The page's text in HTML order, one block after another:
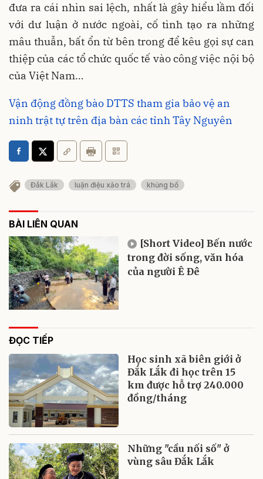
đưa ra cái nhìn sai lệch, nhất là gây hiểu lầm đối
với dư luận ở nước ngoài, cố tình tạo ra những
mâu thuẫn, bất ổn từ bên trong để kêu gọi sự can
thiệp của các tổ chức quốc tế vào công việc nội bộ
của Việt Nam…
Vận động đồng bào DTTS tham gia bảo vệ an
ninh trật tự trên địa bàn các tỉnh Tây Nguyên
Đắk Lắk luận điệu xảo trá khủng bố
BÀI LIÊN QUAN
[Short Video] Bến nước
trong đời sống, văn hóa
của người Ê Đê
ĐỌC TIẾP
Học sinh xã biên giới ở
Đắk Lắk đi học trên 15
km được hỗ trợ 240.000
đồng/tháng
Những "cầu nối số" ở
vùng sâu Đắk Lắk